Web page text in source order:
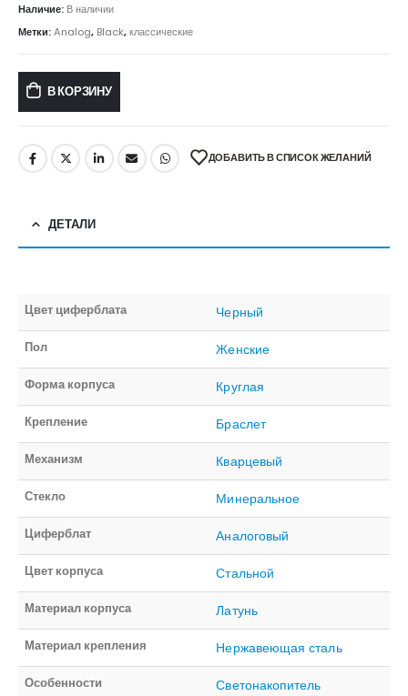
Наличие: В наличии
Метки:Analog, Black,классические
В КОРЗИНУ
ДОБАВИТЬ В СПИСОК ЖЕЛАНИЙ
ДЕТАЛИ
Цвет циферблата Черный
Пол Женские
Форма корпуса Круглая
Крепление Браслет
Механизм Кварцевый
Стекло Минеральное
Циферблат Аналоговый
Цвет корпуса Стальной
Материал корпуса Латунь
Материал крепления Нержавеющая сталь
Особенности Светонакопитель